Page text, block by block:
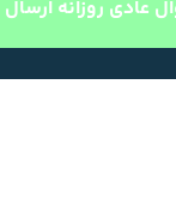
روزانه ارسال